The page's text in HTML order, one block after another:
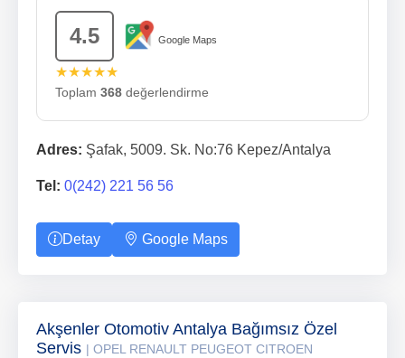
4.5 Google Maps
★★★★★
Toplam 368 değerlendirme
Adres: Şafak, 5009. Sk. No:76 Kepez/Antalya
Tel: 0(242) 221 56 56
Detay Google Maps
Akşenler Otomotiv Antalya Bağımsız Özel
Servis | OPEL RENAULT PEUGEOT CITROEN